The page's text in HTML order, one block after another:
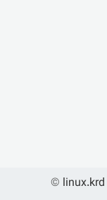
© linux.krd